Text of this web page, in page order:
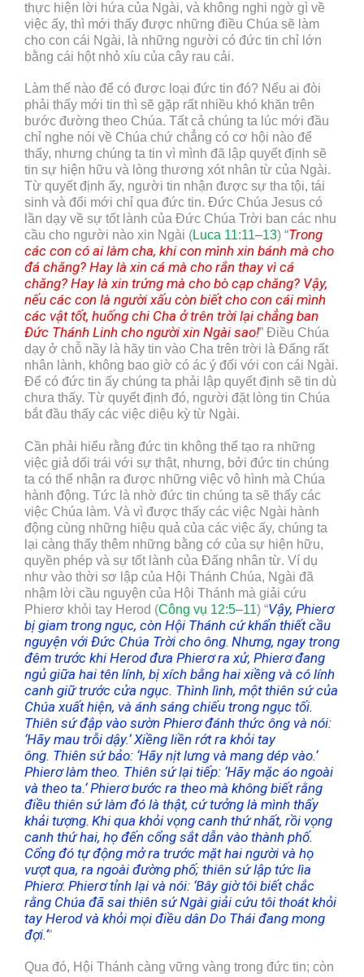
thực hiện lời hứa của Ngài, và không nghi ngờ gì về
việc ấy, thì mới thấy được những điều Chúa sẽ làm
cho con cái Ngài, là những người có đức tin chỉ lớn
bằng cái hột nhỏ xíu của cây rau cải.
Làm thế nào để có được loại đức tin đó? Nếu ai đòi
phải thấy mới tin thì sẽ gặp rất nhiều khó khăn trên
bước đường theo Chúa. Tất cả chúng ta lúc mới đầu
chỉ nghe nói về Chúa chứ chẳng có cơ hội nào để
thấy, nhưng chúng ta tin vì mình đã lập quyết định sẽ
tin sự hiện hữu và lòng thương xót nhân từ của Ngài.
Từ quyết định ấy, người tin nhận được sự tha tội, tái
sinh và đổi mới chỉ qua đức tin. Đức Chúa Jesus có
lần dạy về sự tốt lành của Đức Chúa Trời ban các nhu
cầu cho người nào xin Ngài (Luca 11:11–13) “Trong
các con có ai làm cha, khi con mình xin bánh mà cho
đá chăng? Hay là xin cá mà cho rắn thay vì cá
chăng? Hay là xin trứng mà cho bò cạp chăng? Vậy,
nếu các con là người xấu còn biết cho con cái mình
các vật tốt, huống chi Cha ở trên trời lại chẳng ban
Đức Thánh Linh cho người xin Ngài sao!” Điều Chúa
dạy ở chỗ nầy là hãy tin vào Cha trên trời là Đấng rất
nhân lành, không bao giờ có ác ý đối với con cái Ngài.
Để có đức tin ấy chúng ta phải lập quyết định sẽ tin dù
chưa thấy. Từ quyết định đó, người đặt lòng tin Chúa
bắt đầu thấy các việc diệu kỳ từ Ngài.
Cần phải hiểu rằng đức tin không thể tạo ra những
việc giả dối trái với sự thật, nhưng, bởi đức tin chúng
ta có thể nhận ra được những việc vô hình mà Chúa
hành động. Tức là nhờ đức tin chúng ta sẽ thấy các
việc Chúa làm. Và vì được thấy các việc Ngài hành
động cùng những hiệu quả của các việc ấy, chúng ta
lại càng thấy thêm những bằng cớ của sự hiện hữu,
quyền phép và sự tốt lành của Đấng nhân từ. Ví dụ
như vào thời sơ lập của Hội Thánh Chúa, Ngài đã
nhậm lời cầu nguyện của Hội Thánh mà giải cứu
Phierơ khỏi tay Herod (Công vụ 12:5–11) “Vậy, Phierơ
bị giam trong ngục, còn Hội Thánh cứ khẩn thiết cầu
nguyện với Đức Chúa Trời cho ông. Nhưng, ngay trong
đêm trước khi Herod đưa Phierơ ra xử, Phierơ đang
ngủ giữa hai tên lính, bị xích bằng hai xiềng và có lính
canh giữ trước cửa ngục. Thình lình, một thiên sứ của
Chúa xuất hiện, và ánh sáng chiếu trong ngục tối.
Thiên sứ đập vào sườn Phierơ đánh thức ông và nói:
‘Hãy mau trỗi dậy.‘Xiềng liền rớt ra khỏi tay
ông. Thiên sứ bảo: ‘Hãy nịt lưng và mang dép vào.‘
Phierơ làm theo. Thiên sứ lại tiếp: ‘Hãy mặc áo ngoài
và theo ta.‘Phierơ bước ra theo mà không biết rằng
điều thiên sứ làm đó là thật, cứ tưởng là mình thấy
khải tượng. Khi qua khỏi vọng canh thứ nhất, rồi vọng
canh thứ hai, họ đến cổng sắt dẫn vào thành phố.
Cổng đó tự động mở ra trước mặt hai người và họ
vượt qua, ra ngoài đường phố; thiên sứ lập tức lìa
Phierơ. Phierơ tỉnh lại và nói: ‘Bây giờ tôi biết chắc
rằng Chúa đã sai thiên sứ Ngài giải cứu tôi thoát khỏi
tay Herod và khỏi mọi điều dân Do Thái đang mong
đợi.‘”
Qua đó, Hội Thánh càng vững vàng trong đức tin; còn